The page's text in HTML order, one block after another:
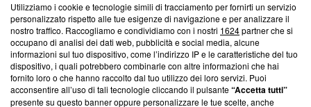
Questa sezione offre informazioni trasparenti su Blasting
News, sui nostri processi editoriali e su come ci impegniamo a
creare news di qualità. Inoltre, afferma la nostra aderenza a
‘Trust Project - News with Integrity’Blasting News non è
ancora membro del programma, ma ha richiesto di farne
parte; Trust Project non ha ancora effettuato una verifica di
Utilizziamo i cookie e tecnologie simili di tracciamento per fornirti un servizio
personalizzato rispetto alle tue esigenze di navigazione e per analizzare il
nostro traffico. Raccogliamo e condividiamo con i nostri 1624partner che si
occupano di analisi dei dati web, pubblicità e social media, alcune
informazioni sul tuo dispositivo, come l’indirizzo IP e le caratteristiche del tuo
dispositivo, i quali potrebbero combinarle con altre informazioni che hai
fornito loro o che hanno raccolto dal tuo utilizzo dei loro servizi. Puoi
acconsentire all’uso di tali tecnologie cliccando il pulsante“Accetta tutti”
presente su questo banner oppure personalizzare le tue scelte, anche